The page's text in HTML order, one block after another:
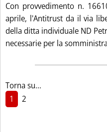
Con provvedimento n.
aprile, l'Antitrust da il via
della ditta individuale ND
necessarie per la
Torna su...
1
2